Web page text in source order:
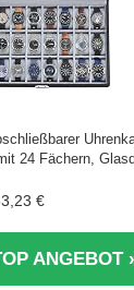
24 Fächern,
€
ANGEBOT